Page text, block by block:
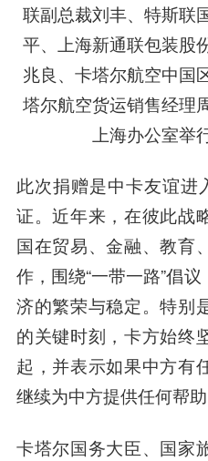
联副总裁刘丰、特斯联
平、上海新通联包装股
兆良、卡塔尔航空中国
塔尔航空货运销售经理
上海办公室举
此次捐赠是中卡友谊进
证。近年来，在彼此战
国在贸易、金融、教育
作，围绕“一带一路”倡
济的繁荣与稳定。特别
的关键时刻，卡方始终
起，并表示如果中方有
继续为中方提供任何帮助
卡塔尔国务大臣、国家